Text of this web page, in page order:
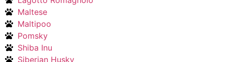
Maltese
Maltipoo
Pomsky
Shiba Inu
Siberian Husky